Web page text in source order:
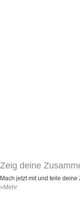
Zeig deine
Mach jetzt mit und teile
»Mehr